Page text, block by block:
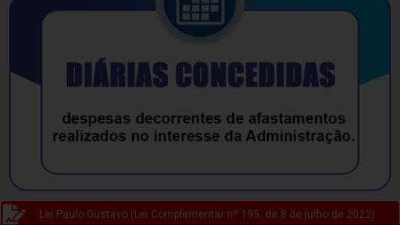
Lei Paulo Gustavo (Lei Complementar nº 195, de 8 de julho de 2022)